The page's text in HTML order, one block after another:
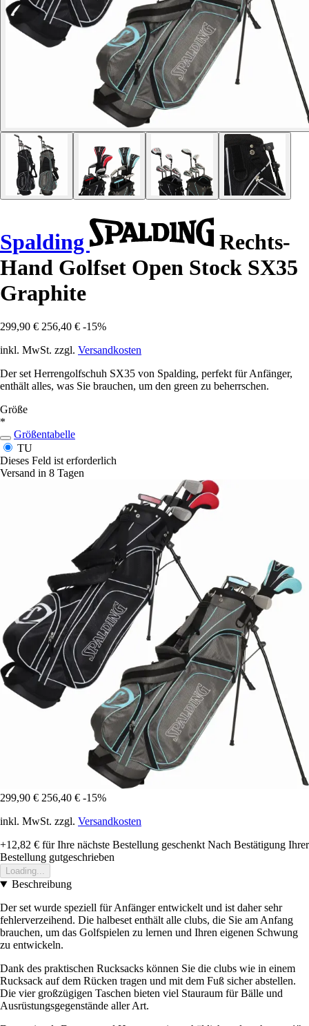
Spalding
Rechts-
Hand Golfset Open Stock SX35
Graphite
299,90 € 256,40 € -15%
inkl. MwSt. zzgl. Versandkosten
Der set Herrengolfschuh SX35 von Spalding, perfekt für Anfänger,
enthält alles, was Sie brauchen, um den green zu beherrschen.
Größe
*
Größentabelle
TU
Dieses Feld ist erforderlich
Versand in 8 Tagen
299,90 € 256,40 € -15%
inkl. MwSt. zzgl. Versandkosten
+12,82 € für Ihre nächste Bestellung geschenkt Nach Bestätigung Ihrer
Bestellung gutgeschrieben
Loading...
Beschreibung
Der set wurde speziell für Anfänger entwickelt und ist daher sehr
fehlerverzeihend. Die halbeset enthält alle clubs, die Sie am Anfang
brauchen, um das Golfspielen zu lernen und Ihren eigenen Schwung
zu entwickeln.
Dank des praktischen Rucksacks können Sie die clubs wie in einem
Rucksack auf dem Rücken tragen und mit dem Fuß sicher abstellen.
Die vier großzügigen Taschen bieten viel Stauraum für Bälle und
Ausrüstungsgegenstände aller Art.